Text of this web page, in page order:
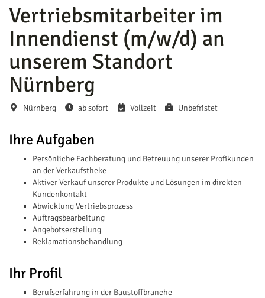
Vertriebsmitarbeiter im
Innendienst (m/w/d) an
unserem Standort
Nürnberg
Nürnberg ab sofort Vollzeit Unbefristet
Ihre Aufgaben
Persönliche Fachberatung und Betreuung unserer Profikunden
an der Verkaufstheke
Aktiver Verkauf unserer Produkte und Lösungen im direkten
Kundenkontakt
Abwicklung Vertriebsprozess
Auftragsbearbeitung
Angebotserstellung
Reklamationsbehandlung
Ihr Profil
Berufserfahrung in der Baustoffbranche